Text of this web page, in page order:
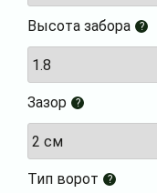
Высота забора ?
Зазор ?
Тип ворот ?